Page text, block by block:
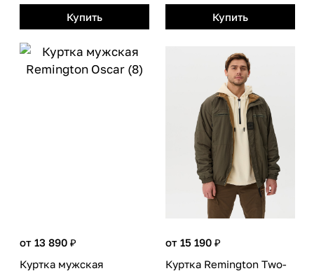
Купить Купить
от 13 890 ₽
Куртка мужская
от 15 190 ₽
Куртка Remington Тwo-